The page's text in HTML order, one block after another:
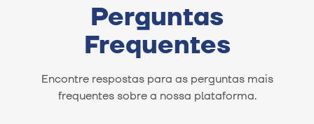
Perguntas
Frequentes
Encontre respostas para as perguntas mais
frequentes sobre a nossa plataforma.